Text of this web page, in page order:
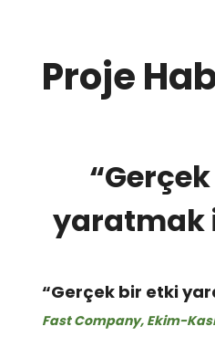
Proje
yaratmak
“Gerçek bir etki
Fast Company, Ekim-